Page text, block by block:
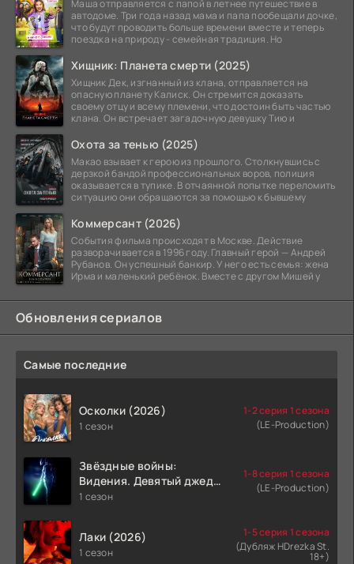
Маша отправляется с папой в летнее путешествие в
автодоме. Три года назад мама и папа пообещали дочке,
что будут проводить больше времени вместе и теперь
поездка на природу - семейная традиция. Но
Хищник: Планета смерти (2025)
Хищник Дек, изгнанный из клана, отправляется на
опасную планету Калиск. Он стремится доказать
своему отцу и всему племени, что достоин быть частью
клана. Он встречает загадочную девушку Тию и
Охота за тенью (2025)
Макао взывает к герою из прошлого. Столкнувшись с
дерзкой бандой профессиональных воров, полиция
оказывается в тупике. В отчаянной попытке переломить
ситуацию они обращаются за помощью к бывшему
Коммерсант (2026)
События фильма происходят в Москве. Действие
разворачивается в 1996 году. Главный герой — Андрей
Рубанов. Он успешный банкир. У него есть семья: жена
Ирма и маленький ребёнок. Вместе с другом Мишей у
Обновления сериалов
Самые последние
Осколки (2026)
1 сезон
1-2 серия 1 сезона
(LE-Production)
Звёздные войны:
Видения. Девятый джедай
(2026)
1 сезон
1-8 серия 1 сезона
(LE-Production)
Лаки (2026)
1 сезон
1-5 серия 1 сезона
(Дубляж HDrezka St.
18+)